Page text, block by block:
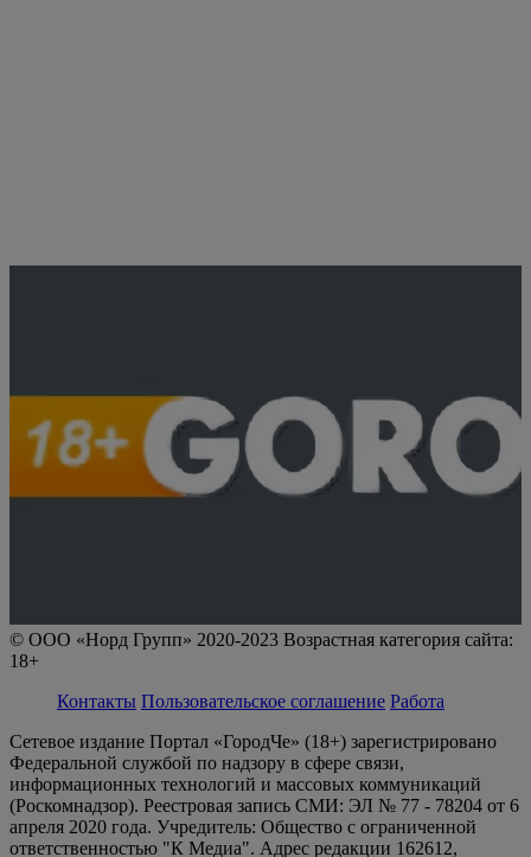
© ООО «Норд Групп» 2020-2023 Возрастная категория сайта:
18+
Контакты Пользовательское соглашение Работа
Сетевое издание Портал «ГородЧе» (18+) зарегистрировано
Федеральной службой по надзору в сфере связи,
информационных технологий и массовых коммуникаций
(Роскомнадзор). Реестровая запись СМИ: ЭЛ № 77 - 78204 от 6
апреля 2020 года. Учредитель: Общество с ограниченной
ответственностью "К Медиа". Адрес редакции 162612,